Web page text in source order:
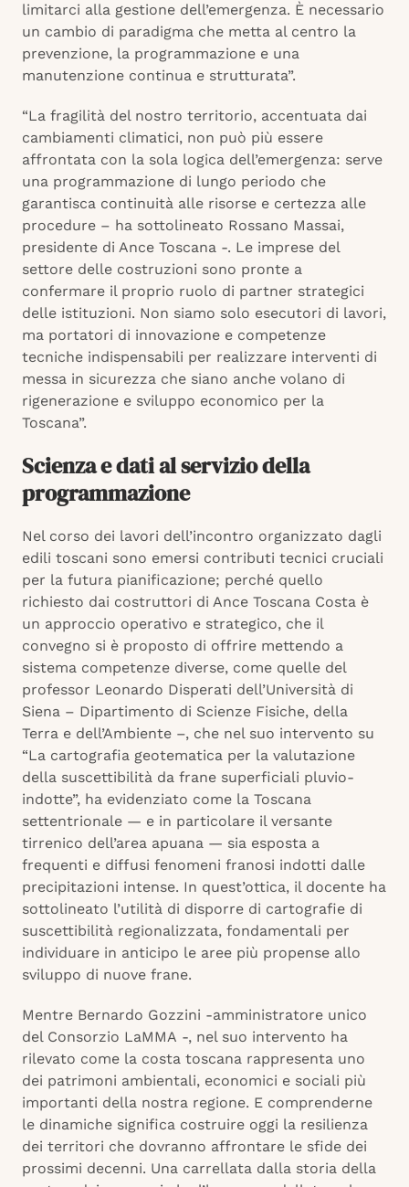
limitarci alla gestione dell’emergenza. È necessario
un cambio di paradigma che metta al centro la
prevenzione, la programmazione e una
manutenzione continua e strutturata”.
“La fragilità del nostro territorio, accentuata dai
cambiamenti climatici, non può più essere
affrontata con la sola logica dell’emergenza: serve
una programmazione di lungo periodo che
garantisca continuità alle risorse e certezza alle
procedure – ha sottolineato Rossano Massai,
presidente di Ance Toscana -. Le imprese del
settore delle costruzioni sono pronte a
confermare il proprio ruolo di partner strategici
delle istituzioni. Non siamo solo esecutori di lavori,
ma portatori di innovazione e competenze
tecniche indispensabili per realizzare interventi di
messa in sicurezza che siano anche volano di
rigenerazione e sviluppo economico per la
Toscana”.
Scienza e dati al servizio della
programmazione
Nel corso dei lavori dell’incontro organizzato dagli
edili toscani sono emersi contributi tecnici cruciali
per la futura pianificazione; perché quello
richiesto dai costruttori di Ance Toscana Costa è
un approccio operativo e strategico, che il
convegno si è proposto di offrire mettendo a
sistema competenze diverse, come quelle del
professor Leonardo Disperati dell’Università di
Siena – Dipartimento di Scienze Fisiche, della
Terra e dell’Ambiente –, che nel suo intervento su
“La cartografia geotematica per la valutazione
della suscettibilità da frane superficiali pluvio-
indotte”, ha evidenziato come la Toscana
settentrionale — e in particolare il versante
tirrenico dell’area apuana — sia esposta a
frequenti e diffusi fenomeni franosi indotti dalle
precipitazioni intense. In quest’ottica, il docente ha
sottolineato l’utilità di disporre di cartografie di
suscettibilità regionalizzata, fondamentali per
individuare in anticipo le aree più propense allo
sviluppo di nuove frane.
Mentre Bernardo Gozzini -amministratore unico
del Consorzio LaMMA -, nel suo intervento ha
rilevato come la costa toscana rappresenta uno
dei patrimoni ambientali, economici e sociali più
importanti della nostra regione. E comprenderne
le dinamiche significa costruire oggi la resilienza
dei territori che dovranno affrontare le sfide dei
prossimi decenni. Una carrellata dalla storia della